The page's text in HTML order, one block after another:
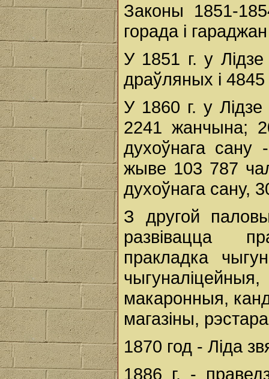
Законы 1851-
горада і
У 1851 г. у
драўляных i 4845
У 1860 г. у
2241 жанчына;
духоўнага
жыве 103 787
духоўнага сану,
З другой
развівацца
пракладка
макаронныя,
магазіны,
1870 год - Лiда
1886 г. -